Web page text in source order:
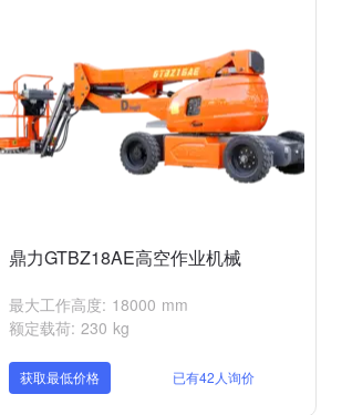
鼎力GTBZ18AE高空作业机械
最大工作高度: 18000 mm
额定载荷: 230 kg
获取最低价格 已有42人询价